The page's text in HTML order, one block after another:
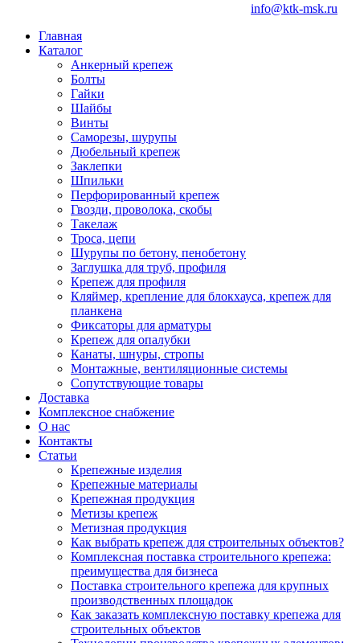
info@ktk-msk.ru
Главная
Каталог
Анкерный крепеж
Болты
Гайки
Шайбы
Винты
Саморезы, шурупы
Дюбельный крепеж
Заклепки
Шпильки
Перфорированный крепеж
Гвозди, проволока, скобы
Такелаж
Троса, цепи
Шурупы по бетону, пенобетону
Заглушка для труб, профиля
Крепеж для профиля
Кляймер, крепление для блокхауса, крепеж для
планкена
Фиксаторы для арматуры
Крепеж для опалубки
Канаты, шнуры, стропы
Монтажные, вентиляционные системы
Сопутствующие товары
Доставка
Комплексное снабжение
О нас
Контакты
Статьи
Крепежные изделия
Крепежные материалы
Крепежная продукция
Метизы крепеж
Метизная продукция
Как выбрать крепеж для строительных объектов?
Комплексная поставка строительного крепежа:
преимущества для бизнеса
Поставка строительного крепежа для крупных
производственных площадок
Как заказать комплексную поставку крепежа для
строительных объектов